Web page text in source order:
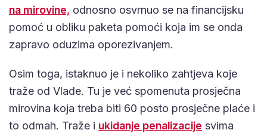
na mirovine, odnosno osvrnuo se na financijsku
pomoć u obliku paketa pomoći koja im se onda
zapravo oduzima oporezivanjem.
Osim toga, istaknuo je i nekoliko zahtjeva koje
traže od Vlade. Tu je već spomenuta prosječna
mirovina koja treba biti 60 posto prosječne plaće i
to odmah. Traže i ukidanje penalizacije svima